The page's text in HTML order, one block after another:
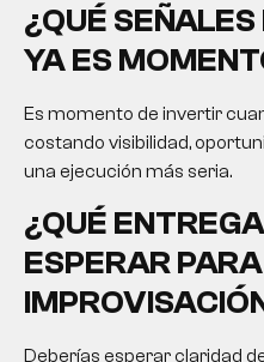
¿QUÉ
YA ES
Es momento de invertir
costando visibilidad,
una ejecución más seria.
¿QUÉ
ESPERAR
Deberías esperar claridad